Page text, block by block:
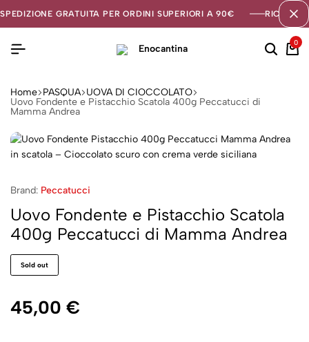
SPEDIZIONE GRATUITA PER ORDINI SUPERIORI A 90€ RICEVI
0
Home PASQUA UOVA DI CIOCCOLATO
Uovo Fondente e Pistacchio Scatola 400g Peccatucci di
Mamma Andrea
Brand: Peccatucci
Uovo Fondente e Pistacchio Scatola
400g Peccatucci di Mamma Andrea
Sold out
45,00 €